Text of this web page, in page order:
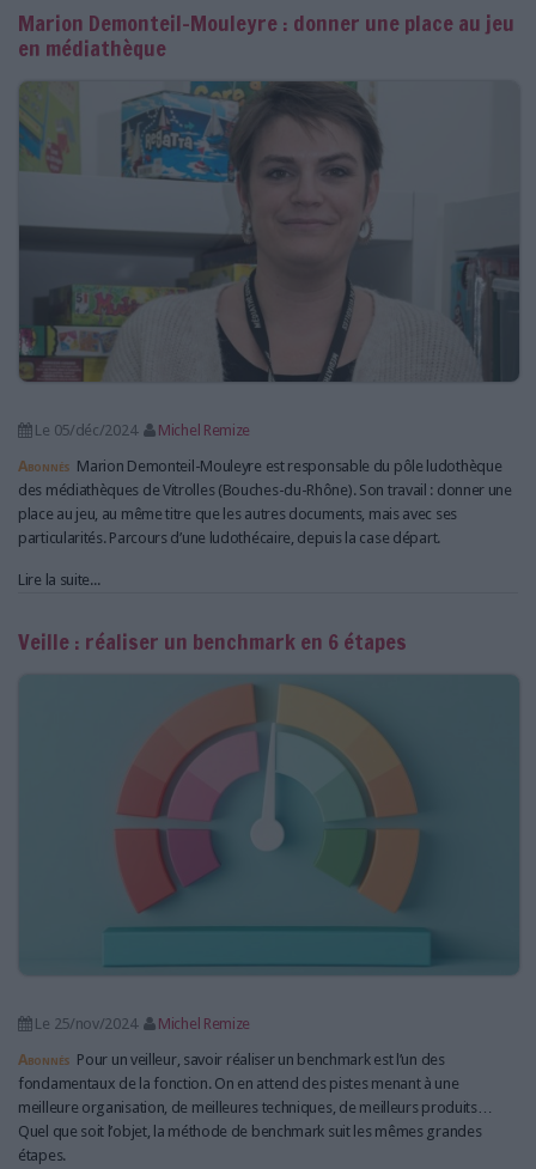
Marion Demonteil-Mouleyre : donner une place au jeu
en médiathèque
Le 05/déc/2024
Michel Remize
Abonnés Marion Demonteil-Mouleyre est responsable du pôle ludothèque
des médiathèques de Vitrolles (Bouches-du-Rhône). Son travail : donner une
place au jeu, au même titre que les autres documents, mais avec ses
particularités. Parcours d’une ludothécaire, depuis la case départ.
Lire la suite...
Veille : réaliser un benchmark en 6 étapes
Le 25/nov/2024
Michel Remize
Abonnés Pour un veilleur, savoir réaliser un benchmark est l’un des
fondamentaux de la fonction. On en attend des pistes menant à une
meilleure organisation, de meilleures techniques, de meilleurs produits…
Quel que soit l’objet, la méthode de benchmark suit les mêmes grandes
étapes.